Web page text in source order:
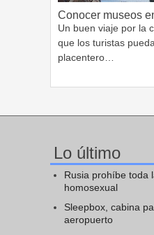
Conocer museos
Un buen viaje por la
que los turistas
placentero…
Lo último
Rusia prohíbe toda
homosexual
Sleepbox, cabina
aeropuerto